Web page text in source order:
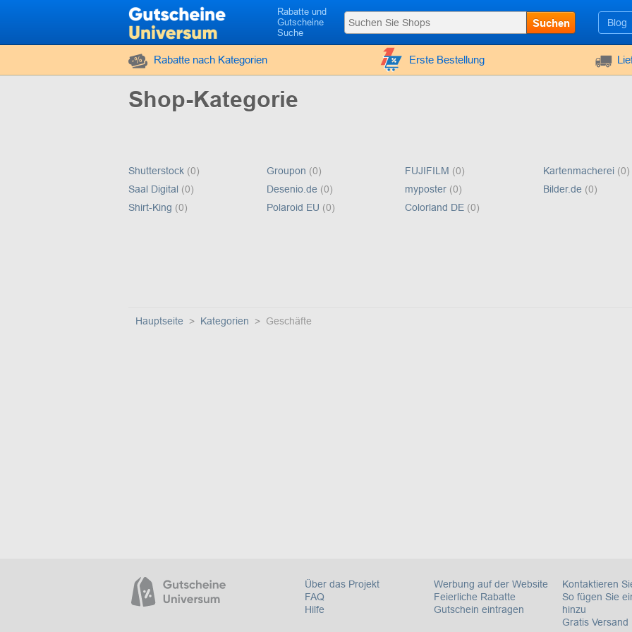
Rabatte und
Gutscheine
Suche
Suchen Blog
Rabatte nach Kategorien Erste Bestellung
Shop-Kategorie
Shutterstock (0) Groupon (0) FUJIFILM (0) Kartenmacherei (0)
Saal Digital (0) Desenio.de (0) myposter (0) Bilder.de (0)
Shirt-King (0) Polaroid EU (0) Colorland DE (0)
Hauptseite Kategorien Geschäfte
Über das Projekt
FAQ
Hilfe
Werbung auf der Website
Feierliche Rabatte
Gutschein eintragen
Kontaktieren
So fügen Sie
hinzu
Gratis Versand